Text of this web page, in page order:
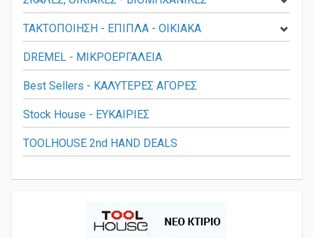
ΣΚΑΛΕΣ, ΟΙΚΙΑΚΕΣ - ΒΙΟΜΗΧΑΝΙΚΕΣ
ΤΑΚΤΟΠΟΙΗΣΗ - ΕΠΙΠΛΑ - ΟΙΚΙΑΚΑ
DREMEL - ΜΙΚΡΟΕΡΓΑΛΕΙΑ
Best Sellers - ΚΑΛΥΤΕΡΕΣ ΑΓΟΡΕΣ
Stock House - ΕΥΚΑΙΡΙΕΣ
TOOLHOUSE 2nd HAND DEALS